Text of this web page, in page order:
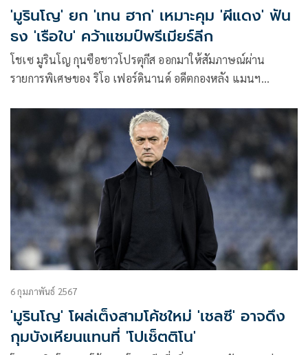
'มูรินโญ' ยก 'เทน ฮาก' เหมาะคุม 'ผีแดง' ฟัน
ธง 'เรือใบ' คว้าแชมป์พรีเมียร์ลีก
โชเซ มูรินโญ กุนซือชาวโปรตุกีส ออกมาให้สัมภาษณ์ผ่าน
รายการพิเศษของ ริโอ เฟอร์ดินานด์ อดีตกองหลัง แมนฯ
อีกคำรบ หลังช่วงก่อนหน้านี้มีข่าวลือหลุดออกมาว่าเจ้าตัวอาจ
กลับมาทำงานที่อังกฤษ
6 กุมภาพันธ์ 2567
'มูรินโญ' โผล่เต็งสามโค้ชใหม่ 'เชลซี' อาจดึง
กุมบังเหียนแทนที่ 'โปเช็ตติโน'